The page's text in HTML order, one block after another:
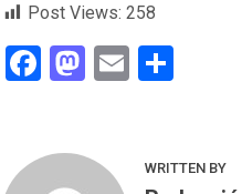
Post Views: 258
Facebook
Mastodon
Email
WRITTEN BY